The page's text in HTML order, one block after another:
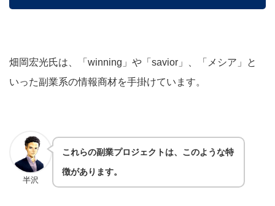
畑岡宏光氏は、
「winning」や「savior」、「メシア」と
いった副業系の情報商材を手掛けています。
半沢
これらの副業プロジェクトは、このような特
徴があります。